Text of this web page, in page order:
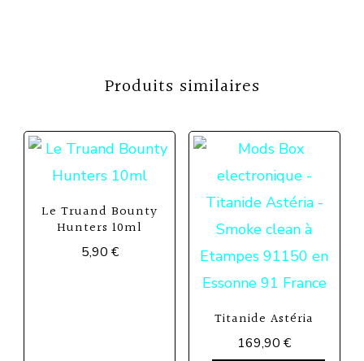
Produits similaires
Le Truand Bounty
Hunters 10ml
5,90 €
Titanide Astéria
169,90€